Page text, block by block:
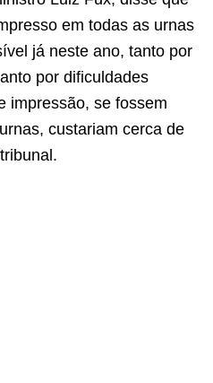
em todas as urnas
já neste ano, tanto por
por dificuldades
impressão, se fossem
custariam cerca de